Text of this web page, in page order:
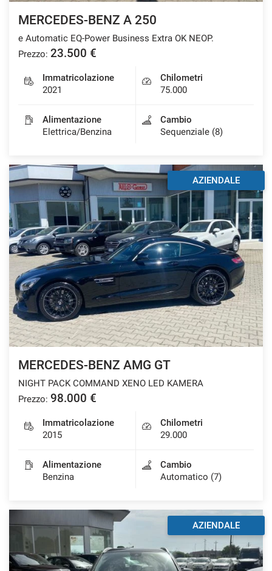
MERCEDES-BENZ A 250
e Automatic EQ-Power Business Extra OK NEOP.
Prezzo: 23.500 €
Immatricolazione
2021
Chilometri
75.000
Alimentazione
Elettrica/Benzina
Cambio
Sequenziale (8)
AZIENDALE
MERCEDES-BENZ AMG GT
NIGHT PACK COMMAND XENO LED KAMERA
Prezzo: 98.000 €
Immatricolazione
2015
Chilometri
29.000
Alimentazione
Benzina
Cambio
Automatico (7)
AZIENDALE